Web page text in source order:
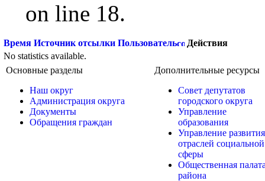
on line 18.
Время Источник отсылки Пользователь
Действия
No statistics available.
Основные разделы
Наш округ
Администрация округа
Документы
Обращения граждан
Дополнительные ресурсы
Совет депутатов
городского округа
Управление
образования
Управление развития
отраслей социальной
сферы
Общественная
района